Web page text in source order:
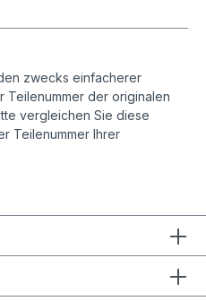
zwecks einfacherer
Teilenummer der originalen
vergleichen Sie diese
Teilenummer Ihrer